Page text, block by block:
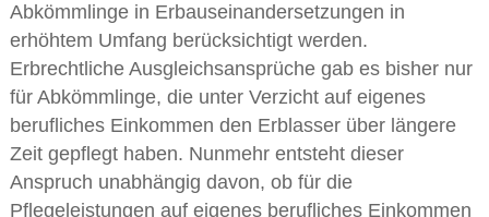
Abkömmlinge in Erbauseinandersetzungen in
erhöhtem Umfang berücksichtigt werden.
Erbrechtliche Ausgleichsansprüche gab es bisher nur
für Abkömmlinge, die unter Verzicht auf eigenes
berufliches Einkommen den Erblasser über längere
Zeit gepflegt haben. Nunmehr entsteht dieser
Anspruch unabhängig davon, ob für die
Pflegeleistungen auf eigenes berufliches Einkommen